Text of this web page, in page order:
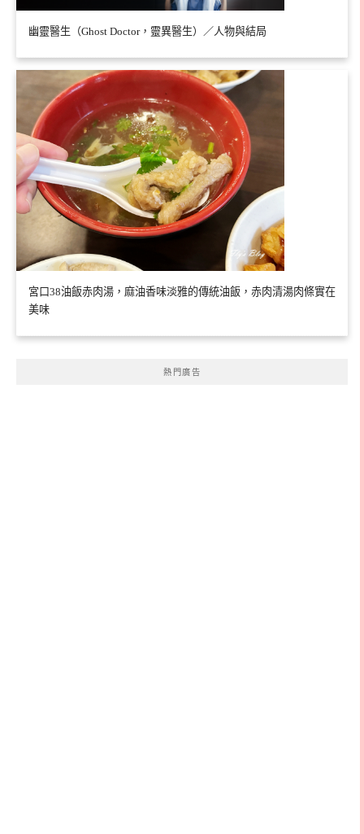
幽靈醫生（Ghost Doctor，靈異醫生）／人物與結局
宮口38油飯赤肉湯，麻油香味淡雅的傳統油飯，赤肉清湯肉條實在
美味
熱門廣告